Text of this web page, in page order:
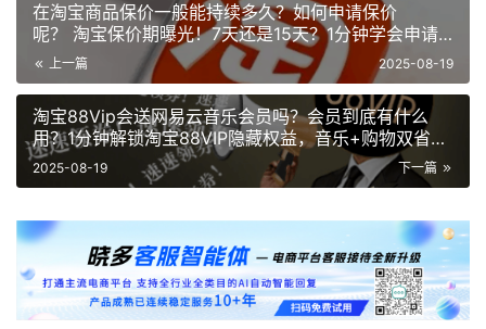
在淘宝商品保价一般能持续多久？如何申请保价
呢？ 淘宝保价期曝光！7天还是15天？1分钟学会申请
补差，别让差价白白溜走！
上一篇 2025-08-19
淘宝88Vip会送网易云音乐会员吗？会员到底有什么
用？1分钟解锁淘宝88VIP隐藏权益，音乐+购物双省攻
略！
下一篇
2025-08-19